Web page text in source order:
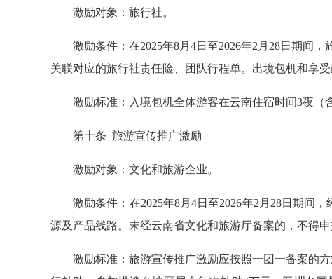
激励对象：旅行社。
激励条件：在2025年8月4日至2026年2月28日期间
关联对应的旅行社责任险、团队行程单。出境包机和享
激励标准：入境包机全体游客在云南住宿时间3夜（
第十条 旅游宣传推广激励
激励对象：文化和旅游企业。
激励条件：在2025年8月4日至2026年2月28日期间
源及产品线路。未经云南省文化和旅游厅备案的，不得申
激励标准：旅游宣传推广激励应按照一团一备案的